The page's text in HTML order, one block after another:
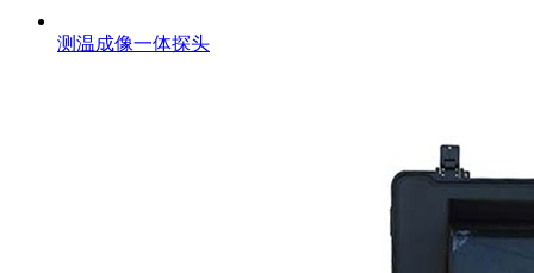
测温成像一体探头